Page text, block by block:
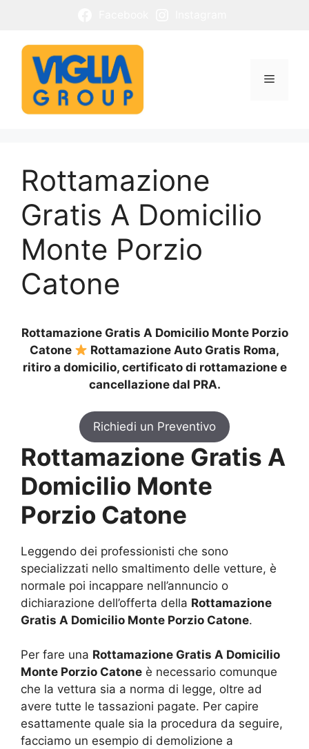
contenuto
Menu
Rottamazione
Gratis A Domicilio
Monte Porzio
Catone
Rottamazione Gratis A Domicilio Monte Porzio
Catone
Rottamazione Auto Gratis Roma,
ritiro a domicilio, certificato di rottamazione e
cancellazione dal PRA.
Richiedi un Preventivo
Rottamazione Gratis A
Domicilio Monte
Porzio Catone
Leggendo dei professionisti che sono
specializzati nello smaltimento delle vetture, è
normale poi incappare nell’annuncio o
dichiarazione dell’offerta della Rottamazione
Gratis A Domicilio Monte Porzio Catone.
Per fare una Rottamazione Gratis A Domicilio
Monte Porzio Catone è necessario comunque
che la vettura sia a norma di legge, oltre ad
avere tutte le tassazioni pagate. Per capire
esattamente quale sia la procedura da seguire,
facciamo un esempio di demolizione a